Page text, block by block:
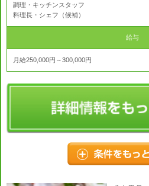
調理・キッチンスタッフ
料理長・シェフ（候補）
給与
月給250,000円～300,000円